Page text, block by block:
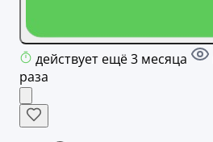
действует ещё 3 месяца
раза